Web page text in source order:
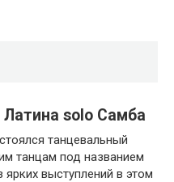
solo Самба
танцевальный
танцам под названием
выступлений в этом